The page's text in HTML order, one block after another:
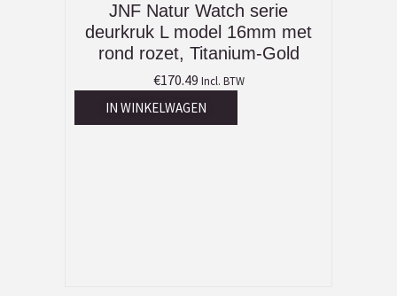
JNF Natur Watch serie
deurkruk L model 16mm met
rond rozet, Titanium-Gold
€170.49 Incl. BTW
IN WINKELWAGEN